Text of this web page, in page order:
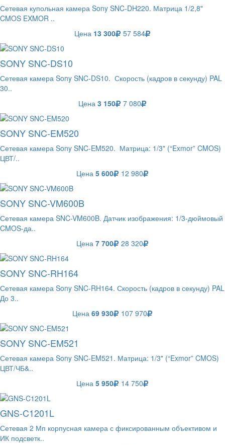
Сетевая купольная камера Sony SNC-DH220. Матрица 1/2,8"
CMOS EXMOR ..
Цена 13 300 57 584
SONY SNC-DS10
Сетевая камера Sony SNC-DS10. Скорость (кадров в секунду) PAL
30..
Цена 3 150 7 080
SONY SNC-EM520
Сетевая камера Sony SNC-EM520. Матрица: 1/3" (“Exmor” CMOS)
ЦВТ/..
Цена 5 600 12 980
SONY SNC-VM600B
Сетевая камера SNC-VM600B. Датчик изображения: 1/3-дюймовый
CMOS-да..
Цена 7 700 28 320
SONY SNC-RH164
Сетевая камера Sony SNC-RH164. Скорость (кадров в секунду) PAL
До 3..
Цена 69 930 107 970
SONY SNC-EM521
Сетевая камера Sony SNC-EM521. Матрица: 1/3" (“Exmor” CMOS)
ЦВТ/ЧБ&..
Цена 5 950 14 750
GNS-C1201L
Сетевая 2 Мп корпусная камера с фиксированным объективом и
ИК подсветк..